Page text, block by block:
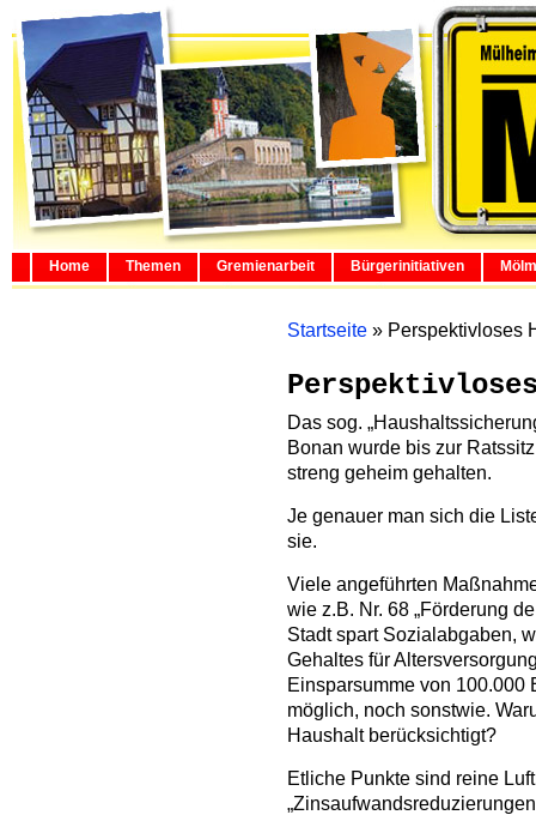
Home Themen Gremienarbeit Bürgerinitiativen
Startseite » Perspektivloses
Perspektivloses
Das sog.
Bonan wurde bis zur
streng geheim gehalten.
Je genauer man sich die
sie.
Viele angeführten
wie z.B. Nr. 68 „Förderung
Stadt spart Sozialabgaben,
Gehaltes für
Einsparsumme von 100.000
möglich, noch sonstwie.
Haushalt berücksichtigt?
Etliche Punkte sind reine